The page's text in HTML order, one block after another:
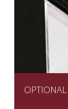
OPTIONAL